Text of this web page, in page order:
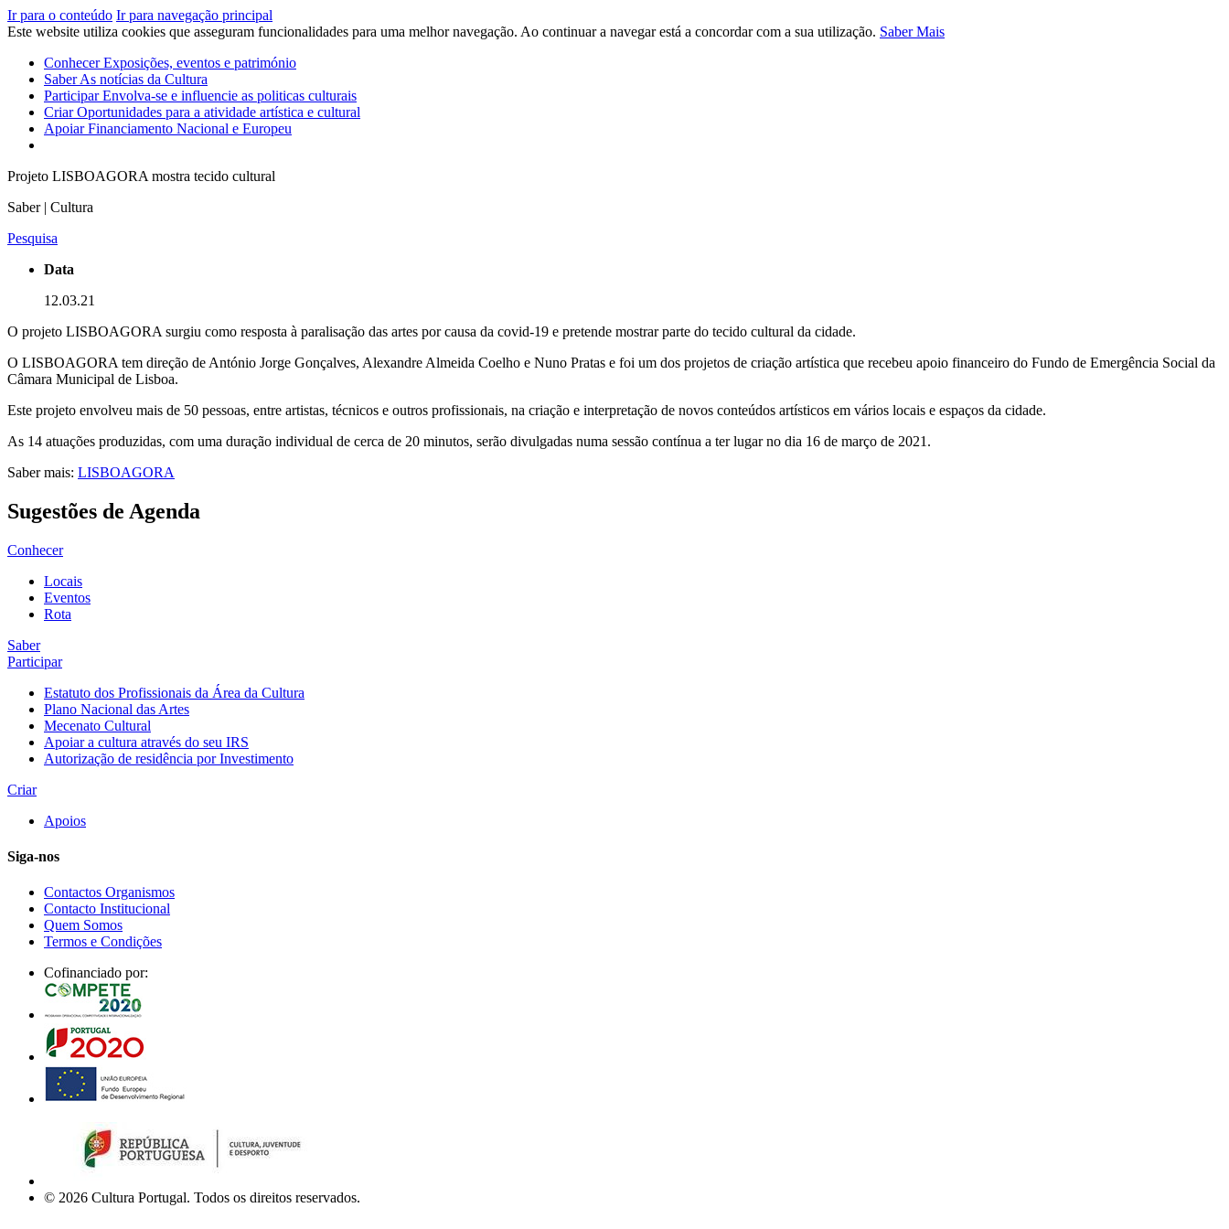
Ir para o conteúdo Ir para navegação principal
Este website utiliza cookies que asseguram funcionalidades para uma melhor navegação. Ao continuar a navegar está a concordar com a sua utilização. Saber Mais
ConhecerExposições, eventos e património
SaberAs notícias da Cultura
ParticiparEnvolva-se e influencie as politicas culturais
CriarOportunidades para a atividade artística e cultural
ApoiarFinanciamento Nacional e Europeu
Projeto LISBOAGORA mostra tecido cultural
Saber | Cultura
Pesquisa
Data
12.03.21
O projeto LISBOAGORA surgiu como resposta à paralisação das artes por causa da covid-19 e pretende mostrar parte do tecido cultural da cidade.
O LISBOAGORA tem direção de António Jorge Gonçalves, Alexandre Almeida Coelho e Nuno Pratas e foi um dos projetos de criação artística que recebeu apoio financeiro do Fundo de Emergência Social da
Câmara Municipal de Lisboa.
Este projeto envolveu mais de 50 pessoas, entre artistas, técnicos e outros profissionais, na criação e interpretação de novos conteúdos artísticos em vários locais e espaços da cidade.
As 14 atuações produzidas, com uma duração individual de cerca de 20 minutos, serão divulgadas numa sessão contínua a ter lugar no dia 16 de março de 2021.
Saber mais: LISBOAGORA
Sugestões de Agenda
Conhecer
Locais
Eventos
Rota
Saber
Participar
Estatuto dos Profissionais da Área da Cultura
Plano Nacional das Artes
Mecenato Cultural
Apoiar a cultura através do seu IRS
Autorização de residência por Investimento
Criar
Apoios
Siga-nos
Contactos Organismos
Contacto Institucional
Quem Somos
Termos e Condições
Cofinanciado por:
© 2026 Cultura Portugal. Todos os direitos reservados.